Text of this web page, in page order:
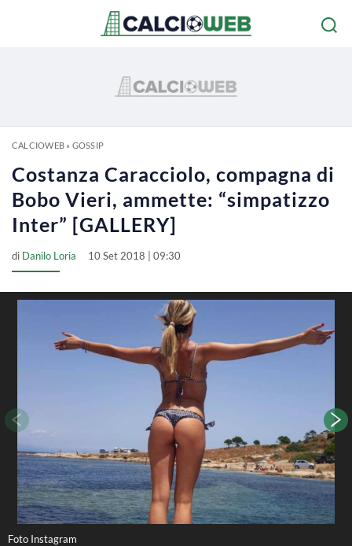
CALCIOWEB» GOSSIP
Costanza Caracciolo, compagna di
Bobo Vieri, ammette: “simpatizzo
Inter” [GALLERY]
di Danilo Loria 10 Set 2018 | 09:30
Foto Instagram